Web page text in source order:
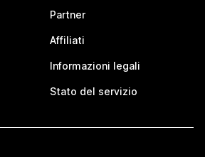
Partner
Affiliati
Informazioni legali
Stato del servizio